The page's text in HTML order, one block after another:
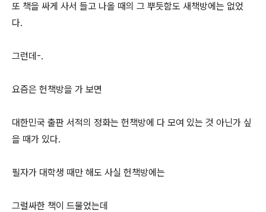
또 책을 싸게 사서 들고 나올 때의 그 뿌듯함도 새책방에는 없었
다.
그런데-.
요즘은 헌책방을 가 보면
대한민국 출판 서적의 정화는 헌책방에 다 모여 있는 것 아닌가 싶
을 때가 있다.
필자가 대학생 때만 해도 사실 헌책방에는
그럴싸한 책이 드물었는데